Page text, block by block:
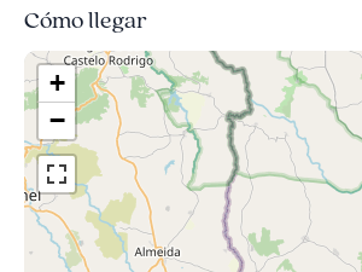
Cómo llegar
+
−